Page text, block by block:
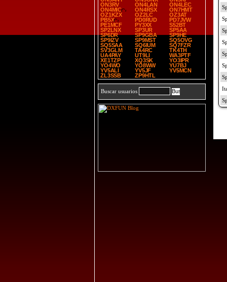
ON3RV
ON4LAN
ON4LEC
ON4MIC
ON4RSX
ON7HMT
OZ1KZX
OZ2LC
OZ3AT
PB5X
PD0RUD
PD7JVW
PE1MCF
PY3XX
S52BT
SP2LNX
SP3UR
SP5AA
SP6DR
SP9GBA
SP9HE
SP9IZV
SP9MST
SQ5OVG
SQ5SAA
SQ6IUM
SQ7FZR
SV3GLM
TA4RC
TK4TH
UA4PAY
UT9LI
WA3PTF
XE1TZP
XQ3SK
YO3IPR
YO4WO
YO8WW
YU7BJ
YV5ALI
YV5JF
YV5MCN
ZL3SSB
ZP9HTL
Buscar usuarios